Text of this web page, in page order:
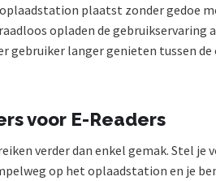
plaatst zonder gedoe
opladen de
gebruiker langer genieten tussen
voor E-Readers
verder dan enkel gemak. Stel
op het oplaadstation en je